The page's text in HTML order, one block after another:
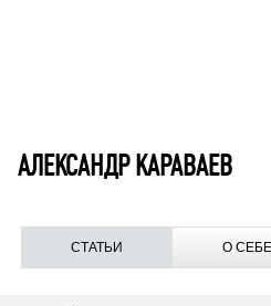
АЛЕКСАНДР КАРАВАЕВ
СТАТЬИ О СЕБЕ